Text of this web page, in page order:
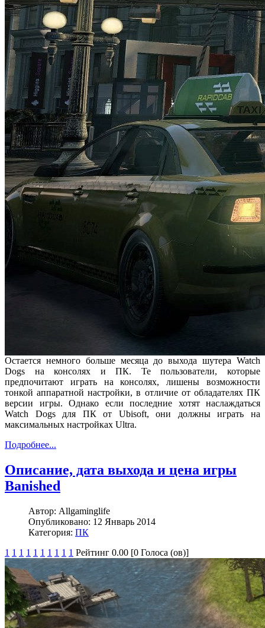
Остается немного больше месяца до выхода шутера Watch
Dogs на консолях и ПК. Те пользователи, которые
предпочитают играть на консолях, лишены возможности
тонкой аппаратной настройки, в отличие от обладателях ПК
версии игры. Однако если последние хотят наслаждаться
Watch Dogs для ПК от Ubisoft, они должны играть на
максимальных настройках Ultra.
Подробнее...
Описание, дата выхода и цена игры
Banished
Автор: Allgaminglife
Опубликовано: 12 Январь 2014
Категория: ПК
1 1 1 1 1 1 1 1 1 1 Рейтинг 0.00 [0 Голоса (ов)]